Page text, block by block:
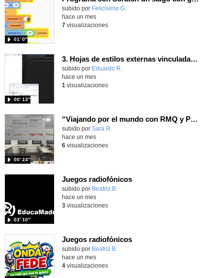
Contenido educativo.
subido por Felicisimo G.
01′ 0″
hace un mes
7visualizaciones
3. Hojas de estilos externas vinculadas o enlazadas.
Contenido educativo.
subido por Eduardo R.
00′ 13″
hace un mes
1 visualizaciones
“Viajando por el mundo con RMQ y PM: Visitando monumentos”
Contenido educativo.
subido por Sara R.
00′ 24″
hace un mes
6visualizaciones
Juegos radiofónicos
Contenido educativo.
subido por Beatriz B.
03′ 10″
hace un mes
3visualizaciones
Juegos radiofónicos
Contenido educativo.
subido por Beatriz B.
hace un mes
4visualizaciones